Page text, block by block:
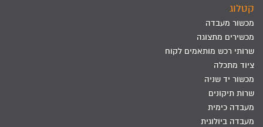
קטלוג
מכשור מעבדה
מכשירים מתצוגה
שרותי רכש מותאמים לקוח
ציוד מתכלה
מכשור יד שניה
שרות תיקונים
מעבדה כימית
מעבדה ביולוגית